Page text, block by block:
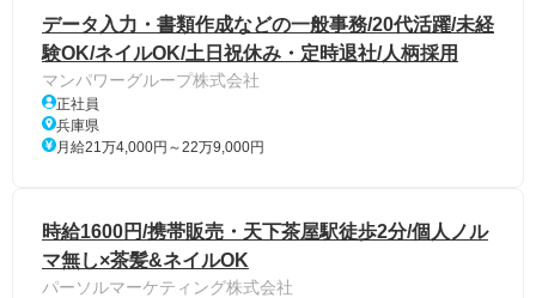
データ入力・書類作成などの一般事務/20代活躍/未経
験OK/ネイルOK/土日祝休み・定時退社/人柄採用
マンパワーグループ株式会社
正社員
兵庫県
月給21万4,000円～22万9,000円
時給1600円/携帯販売・天下茶屋駅徒歩2分/個人ノル
マ無し×茶髪&ネイルOK
パーソルマーケティング株式会社